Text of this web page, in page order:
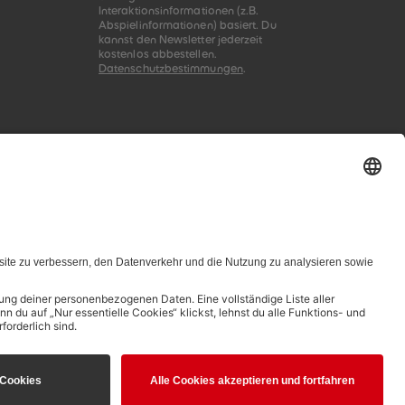
Interaktionsinformationen (z.B.
Abspielinformationen) basiert. Du
kannst den Newsletter jederzeit
kostenlos abbestellen.
Datenschutzbestimmungen.
genannten Zusammenhang